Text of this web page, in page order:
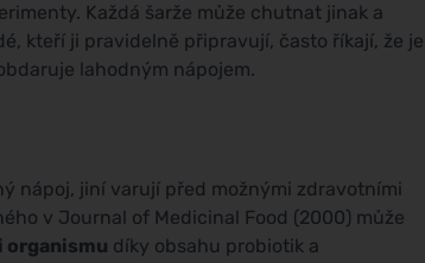
Každá šarže může chutnat jinak a
kteří ji pravidelně připravují, často říkají, že je
lahodným nápojem.
nápoj, jiní varují před možnými zdravotními
v Journal of Medicinal Food (2000) může
organismu díky obsahu probiotik a